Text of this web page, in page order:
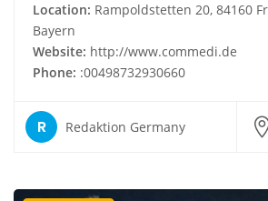
Location: Rampoldstetten 20, 84160
Bayern
Website: http://www.commedi.de
Phone: :00498732930660
R Redaktion Germany